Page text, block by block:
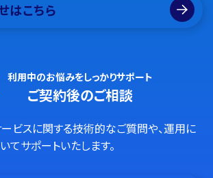
はこちら
利用中のお悩みをしっかりサポート
ご契約後のご相談
ビスに関する技術的なご質問や、運用に
てサポートいたします。